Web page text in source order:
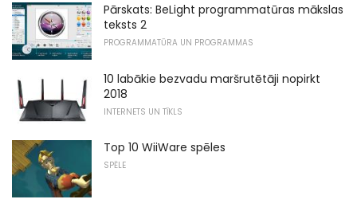
Pārskats: BeLight programmatūras mākslas
teksts 2
PROGRAMMATŪRA UN PROGRAMMAS
10 labākie bezvadu maršrutētāji nopirkt
2018
INTERNETS UN TĪKLS
Top 10 WiiWare spēles
SPĒLE